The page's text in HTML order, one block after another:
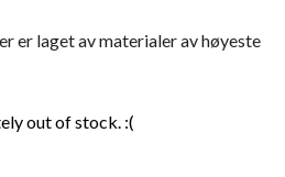
er laget av materialer av høyeste
out of stock. :(